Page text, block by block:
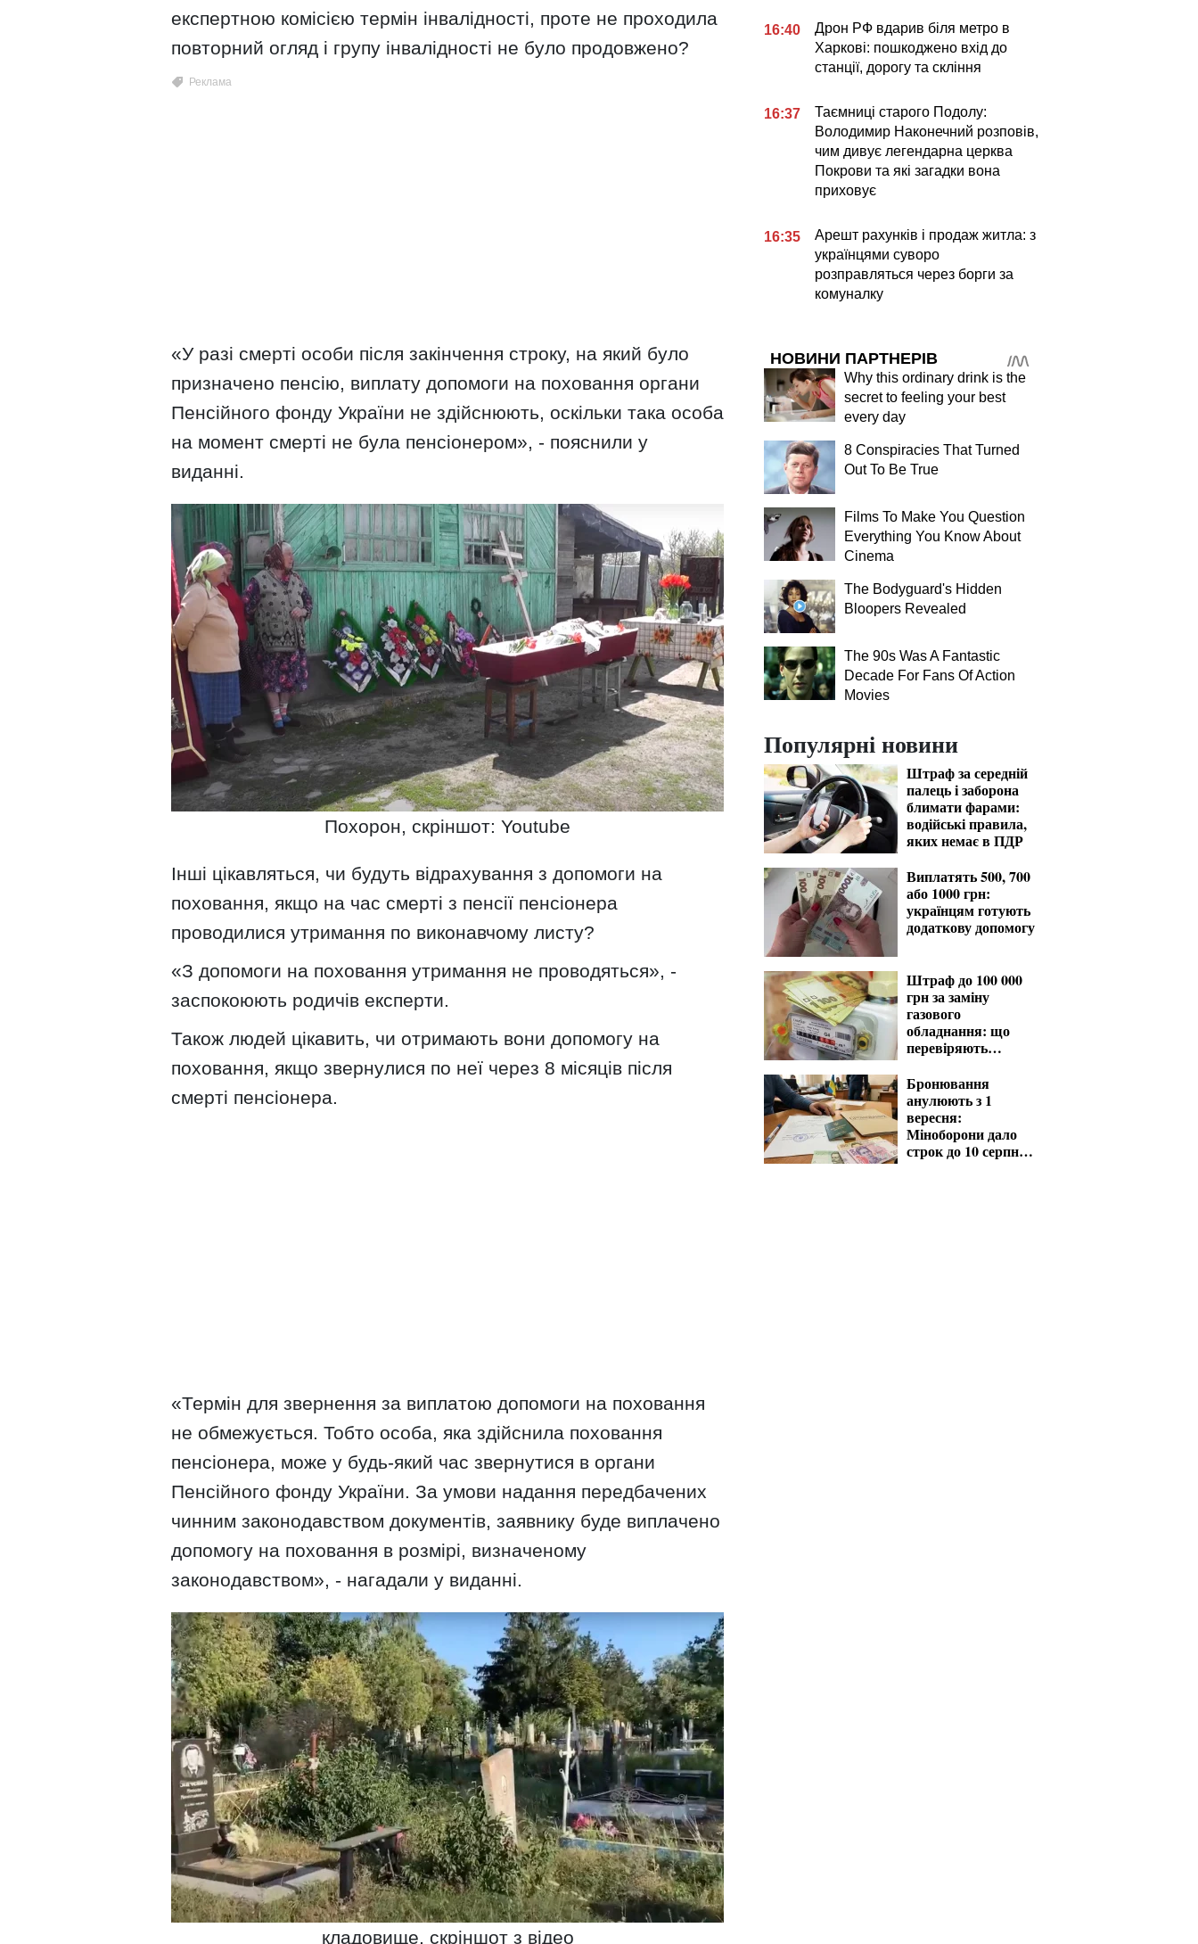
експертною комісією термін інвалідності, проте не проходила
повторний огляд і групу інвалідності не було продовжено?
«У разі смерті особи після закінчення строку, на який було
призначено пенсію, виплату допомоги на поховання органи
Пенсійного фонду України не здійснюють, оскільки така особа
на момент смерті не була пенсіонером», - пояснили у
виданні.
Похорон, скріншот: Youtube
Інші цікавляться, чи будуть відрахування з допомоги на
поховання, якщо на час смерті з пенсії пенсіонера
проводилися утримання по виконавчому листу?
«З допомоги на поховання утримання не проводяться», -
заспокоюють родичів експерти.
Також людей цікавить, чи отримають вони допомогу на
поховання, якщо звернулися по неї через 8 місяців після
смерті пенсіонера.
«Термін для звернення за виплатою допомоги на поховання
не обмежується. Тобто особа, яка здійснила поховання
пенсіонера, може у будь-який час звернутися в органи
Пенсійного фонду України. За умови надання передбачених
чинним законодавством документів, заявнику буде виплачено
допомогу на поховання в розмірі, визначеному
законодавством», - нагадали у виданні.
кладовище, скріншот з відео
16:40
Дрон РФ вдарив біля метро в
Харкові: пошкоджено вхід до
станції, дорогу та скління
16:37
Таємниці старого Подолу:
Володимир Наконечний розповів,
чим дивує легендарна церква
Покрови та які загадки вона
приховує
16:35
Арешт рахунків і продаж житла: з
українцями суворо
розправляться через борги за
комуналку
НОВИНИ ПАРТНЕРІВ
Why this ordinary drink is the
secret to feeling your best
every day
8 Conspiracies That Turned
Out To Be True
Films To Make You Question
Everything You Know About
Cinema
The Bodyguard's Hidden
Bloopers Revealed
The 90s Was A Fantastic
Decade For Fans Of Action
Movies
Популярні новини
Штраф за середній
палець і заборона
блимати фарами:
водійські правила,
яких немає в ПДР
Виплатять 500, 700
або 1000 грн:
українцям готують
додаткову допомогу
Штраф до 100 000
грн за заміну
газового
обладнання: що
перевіряють
Бронювання
анулюють з 1
вересня:
Міноборони дало
строк до 10 серпня